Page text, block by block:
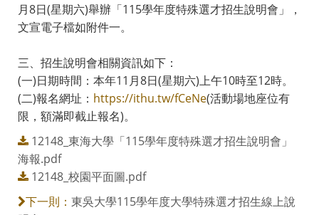
月8日(星期六)舉辦「115學年度特殊選才招生說明會」，
文宣電子檔如附件一。
三、招生說明會相關資訊如下：
(一)日期時間：本年11月8日(星期六)上午10時至12時。
(二)報名網址： https://ithu.tw/fCeNe(活動場地座位有
限，額滿即截止報名)。
12148_東海大學「115學年度特殊選才招生說明會」
海報.pdf
12148_校園平面圖.pdf
下一則： 東吳大學115學年度大學特殊選才招生線上說